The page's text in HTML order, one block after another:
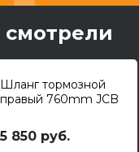
Шланг тормозной
правый 760mm JCB
5 850 руб.